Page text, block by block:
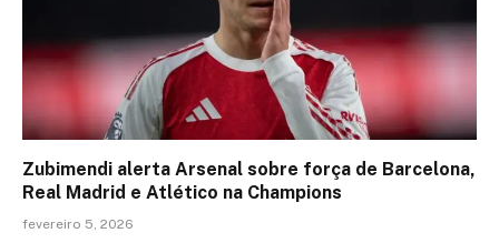
Zubimendi alerta Arsenal sobre força de Barcelona,
Real Madrid e Atlético na Champions
fevereiro 5, 2026